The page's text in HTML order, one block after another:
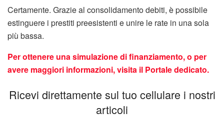
Certamente. Grazie al consolidamento debiti, è possibile
estinguere i prestiti preesistenti e unire le rate in una sola
più bassa.
Per ottenere una simulazione di finanziamento, o per
avere maggiori informazioni, visita il Portale dedicato.
Ricevi direttamente sul tuo cellulare i nostri
articoli